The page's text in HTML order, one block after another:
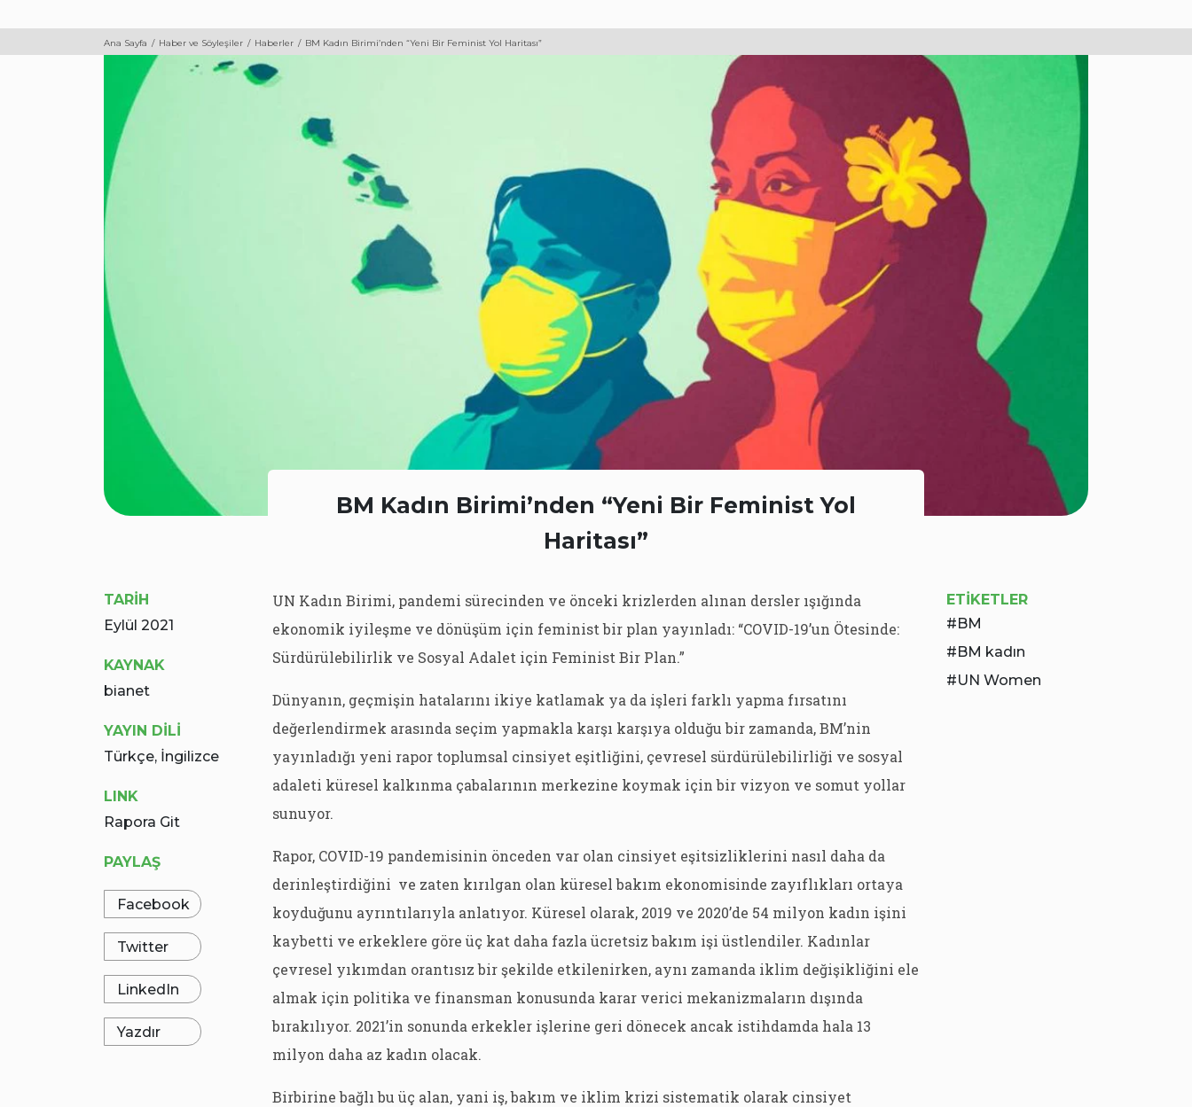
Ana Sayfa Haber ve Söyleşiler Haberler BM Kadın Birimi’nden “Yeni Bir Feminist Yol Haritası”
BM Kadın Birimi’nden “Yeni Bir Feminist Yol
Haritası”
TARİH
Eylül 2021
KAYNAK
bianet
YAYIN DİLİ
Türkçe, İngilizce
LINK
Rapora Git
PAYLAŞ
Facebook
Twitter
LinkedIn
Yazdır
UN Kadın Birimi, pandemi sürecinden ve önceki krizlerden alınan dersler ışığında
ekonomik iyileşme ve dönüşüm için feminist bir plan yayınladı: “COVID-19’un Ötesinde:
Sürdürülebilirlik ve Sosyal Adalet için Feminist Bir Plan.”
Dünyanın, geçmişin hatalarını ikiye katlamak ya da işleri farklı yapma fırsatını
değerlendirmek arasında seçim yapmakla karşı karşıya olduğu bir zamanda, BM’nin
yayınladığı yeni rapor toplumsal cinsiyet eşitliğini, çevresel sürdürülebilirliği ve sosyal
adaleti küresel kalkınma çabalarının merkezine koymak için bir vizyon ve somut yollar
sunuyor.
Rapor, COVID-19 pandemisinin önceden var olan cinsiyet eşitsizliklerini nasıl daha da
derinleştirdiğini ve zaten kırılgan olan küresel bakım ekonomisinde zayıflıkları ortaya
koyduğunu ayrıntılarıyla anlatıyor. Küresel olarak, 2019 ve 2020’de 54 milyon kadın işini
kaybetti ve erkeklere göre üç kat daha fazla ücretsiz bakım işi üstlendiler. Kadınlar
çevresel yıkımdan orantısız bir şekilde etkilenirken, aynı zamanda iklim değişikliğini ele
almak için politika ve finansman konusunda karar verici mekanizmaların dışında
bırakılıyor. 2021’in sonunda erkekler işlerine geri dönecek ancak istihdamda hala 13
milyon daha az kadın olacak.
Birbirine bağlı bu üç alan, yani iş, bakım ve iklim krizi sistematik olarak cinsiyet
ETIKETLER
BM
BM kadın
UN Women